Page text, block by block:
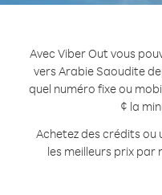
Avec Viber Out vous
vers Arabie Saoudite
quel numéro fixe ou
¢ la
Achetez des crédits ou
les meilleurs prix par